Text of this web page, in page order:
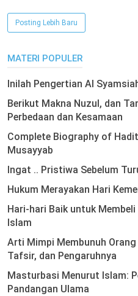
Posting Lebih Baru
MATERI POPULER
Inilah Pengertian Al
Berikut Makna Nuzul, dan
Perbedaan dan Kesamaan
Complete Biography of
Musayyab
Ingat .. Pristiwa Sebelum
Hukum Merayakan Hari
Hari-hari Baik untuk
Islam
Arti Mimpi Membunuh
Tafsir, dan Pengaruhnya
Masturbasi Menurut Islam:
Pandangan Ulama